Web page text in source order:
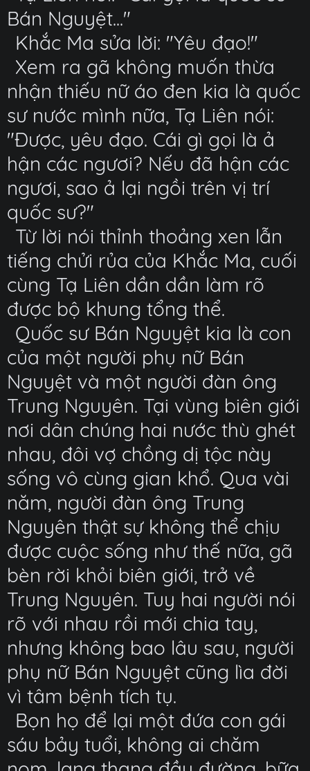
Bán Nguyệt..."
Khắc Ma sửa lời: "Yêu đạo!"
Xem ra gã không muốn thừa
nhận thiếu nữ áo đen kia là quốc
sư nước mình nữa, Tạ Liên nói:
"Được, yêu đạo. Cái gì gọi là ả
hận các ngươi? Nếu đã hận các
ngươi, sao ả lại ngồi trên vị trí
quốc sư?"
Từ lời nói thỉnh thoảng xen lẫn
tiếng chửi rủa của Khắc Ma, cuối
cùng Tạ Liên dần dần làm rõ
được bộ khung tổng thể.
Quốc sư Bán Nguyệt kia là con
của một người phụ nữ Bán
Nguyệt và một người đàn ông
Trung Nguyên. Tại vùng biên giới
nơi dân chúng hai nước thù ghét
nhau, đôi vợ chồng dị tộc này
sống vô cùng gian khổ. Qua vài
năm, người đàn ông Trung
Nguyên thật sự không thể chịu
được cuộc sống như thế nữa, gã
bèn rời khỏi biên giới, trở về
Trung Nguyên. Tuy hai người nói
rõ với nhau rồi mới chia tay,
nhưng không bao lâu sau, người
phụ nữ Bán Nguyệt cũng lìa đời
vì tâm bệnh tích tụ.
Bọn họ để lại một đứa con gái
sáu bảy tuổi, không ai chăm